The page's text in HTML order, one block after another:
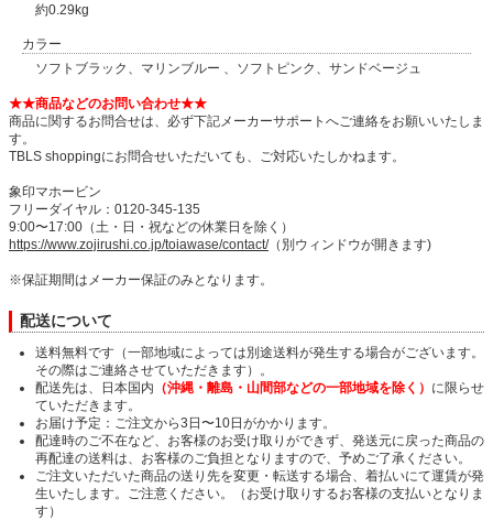
約0.29kg
カラー
ソフトブラック、マリンブルー 、ソフトピンク、サンドベージュ
★★商品などのお問い合わせ★★
商品に関するお問合せは、必ず下記メーカーサポートへご連絡をお願いいたしま
す。
TBLS shoppingにお問合せいただいても、ご対応いたしかねます。
象印マホービン
フリーダイヤル：0120-345-135
9:00〜17:00（土・日・祝などの休業日を除く）
https://www.zojirushi.co.jp/toiawase/contact/（別ウィンドウが開きます)
※保証期間はメーカー保証のみとなります。
配送について
送料無料です（一部地域によっては別途送料が発生する場合がございます。
その際はご連絡させていただきます）。
配送先は、日本国内 （沖縄・離島・山間部などの一部地域を除く） に限らせ
ていただきます。
お届け予定：ご注文から3日〜10日がかかります。
配達時のご不在など、お客様のお受け取りができず、発送元に戻った商品の
再配達の送料は、お客様のご負担となりますので、予めご了承ください。
ご注文いただいた商品の送り先を変更・転送する場合、着払いにて運賃が発
生いたします。ご注意ください。（お受け取りするお客様の支払いとなりま
す）